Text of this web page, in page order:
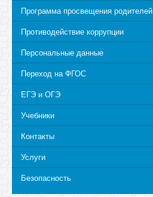
Программа просвещения родителей
Противодействие коррупции
Персональные данные
Переход на ФГОС
ЕГЭ и ОГЭ
Учебники
Контакты
Услуги
Безопасность